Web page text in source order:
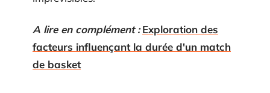
A lire en complément : Exploration des
facteurs influençant la durée d'un match
de basket